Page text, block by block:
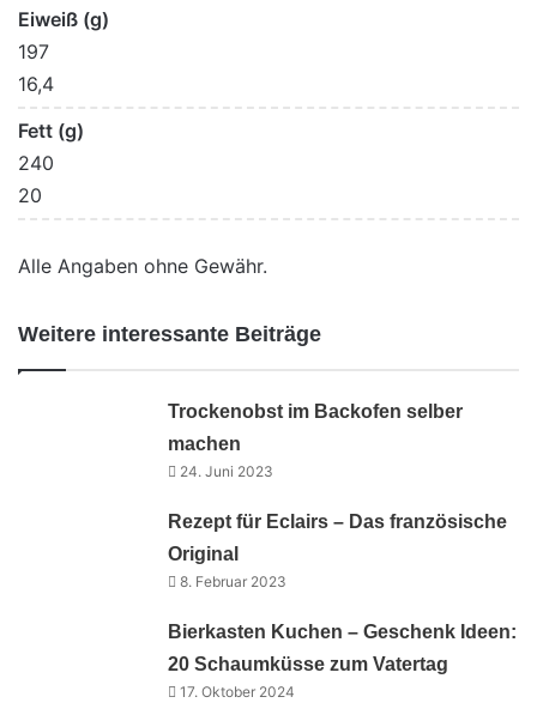
Eiweiß (g)
197
16,4
Fett (g)
240
20
Alle Angaben ohne Gewähr.
Weitere interessante Beiträge
Trockenobst im Backofen selber
machen
24. Juni 2023
Rezept für Eclairs – Das französische
Original
8. Februar 2023
Bierkasten Kuchen – Geschenk Ideen:
20 Schaumküsse zum Vatertag
17. Oktober 2024